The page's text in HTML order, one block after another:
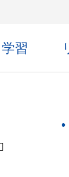
・ポッドキャスト
学習
ウン
ドロップダ